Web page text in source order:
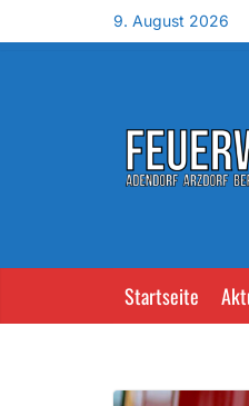
9. August 2026
Startseite